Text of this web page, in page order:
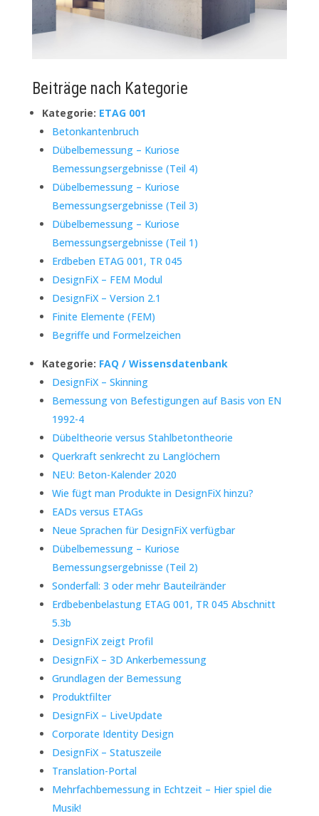
Beiträge nach Kategorie
Kategorie: ETAG 001
Betonkantenbruch
Dübelbemessung – Kuriose
Bemessungsergebnisse (Teil 4)
Dübelbemessung – Kuriose
Bemessungsergebnisse (Teil 3)
Dübelbemessung – Kuriose
Bemessungsergebnisse (Teil 1)
Erdbeben ETAG 001, TR 045
DesignFiX – FEM Modul
DesignFiX – Version 2.1
Finite Elemente (FEM)
Begriffe und Formelzeichen
Kategorie: FAQ / Wissensdatenbank
DesignFiX – Skinning
Bemessung von Befestigungen auf Basis von EN
1992-4
Dübeltheorie versus Stahlbetontheorie
Querkraft senkrecht zu Langlöchern
NEU: Beton-Kalender 2020
Wie fügt man Produkte in DesignFiX hinzu?
EADs versus ETAGs
Neue Sprachen für DesignFiX verfügbar
Dübelbemessung – Kuriose
Bemessungsergebnisse (Teil 2)
Sonderfall: 3 oder mehr Bauteilränder
Erdbebenbelastung ETAG 001, TR 045 Abschnitt
5.3b
DesignFiX zeigt Profil
DesignFiX – 3D Ankerbemessung
Grundlagen der Bemessung
Produktfilter
DesignFiX – LiveUpdate
Corporate Identity Design
DesignFiX – Statuszeile
Translation-Portal
Mehrfachbemessung in Echtzeit – Hier spiel die
Musik!